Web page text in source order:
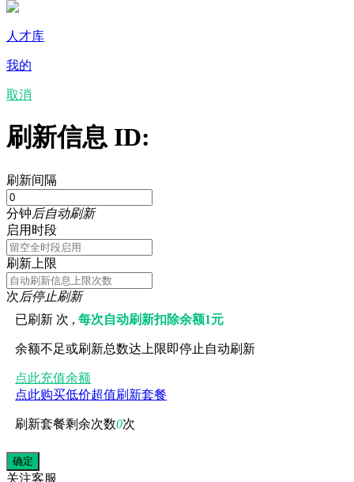
人才库
我的
取消
刷新信息 ID:
刷新间隔
分钟后自动刷新
启用时段
刷新上限
次后停止刷新
已刷新 次 ,每次自动刷新扣除余额1元
余额不足或刷新总数达上限即停止自动刷新
点此充值余额
点此购买低价超值刷新套餐
刷新套餐剩余次数0次
关注客服